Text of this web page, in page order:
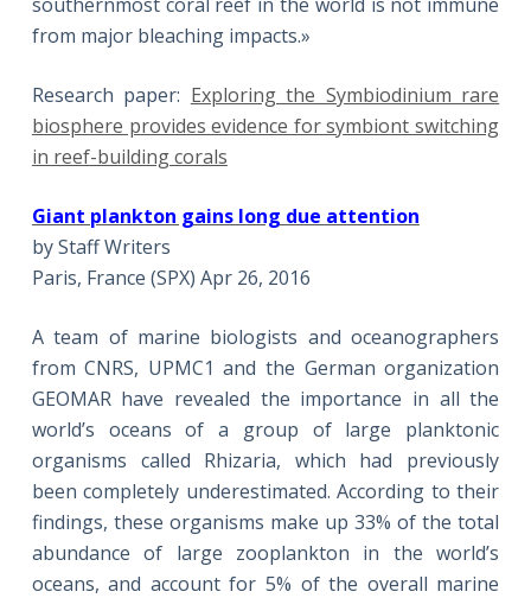
from major bleaching impacts.»
Research paper: Exploring the Symbiodinium rare
biosphere provides evidence for symbiont switching
in reef-building corals
Giant plankton gains long due attention
by Staff Writers
Paris, France (SPX) Apr 26, 2016
A team of marine biologists and oceanographers
from CNRS, UPMC1 and the German organization
GEOMAR have revealed the importance in all the
world’s oceans of a group of large planktonic
organisms called Rhizaria, which had previously
been completely underestimated. According to their
findings, these organisms make up 33% of the total
abundance of large zooplankton in the world’s
oceans, and account for 5% of the overall marine